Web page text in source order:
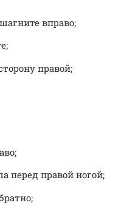
вправо;
правой;
перед правой ногой;